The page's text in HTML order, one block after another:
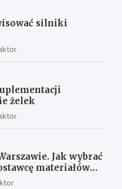
silniki
żelek
Jak wybrać
materiałów